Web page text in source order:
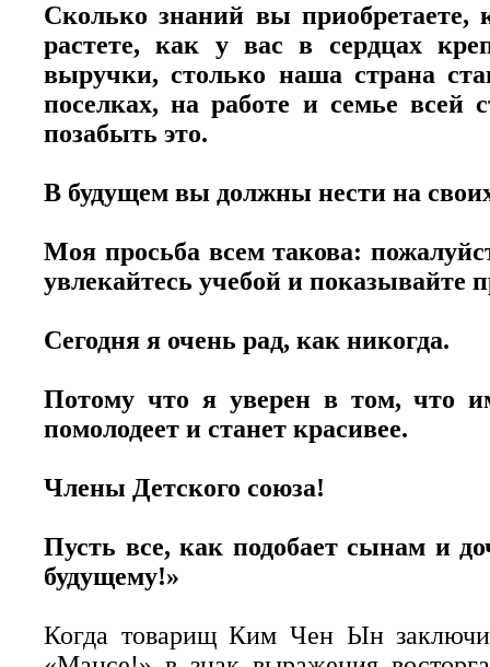
Сколько знаний вы
растете, как у вас в сердцах
выручки, столько наша страна
поселках, на работе и семье всей
позабыть это.
В будущем вы должны нести на
Моя просьба всем такова:
увлекайтесь учебой и показывайте
Сегодня я очень рад, как никогда.
Потому что я уверен в том, что
помолодеет и станет красивее.
Члены Детского союза!
Пусть все, как подобает сынам и
будущему!»
Когда товарищ Ким Чен Ын